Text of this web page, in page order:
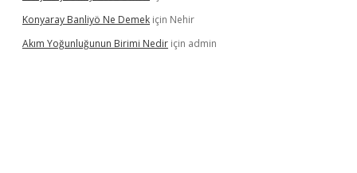
Konyaray Banliyö Ne Demek için Nehir
Akım Yoğunluğunun Birimi Nedir için admin